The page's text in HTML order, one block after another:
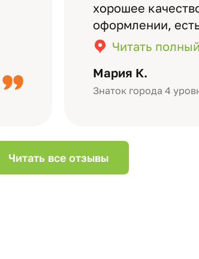
Мария К.
Знаток города 4
хорошее
оформлении,
кадры (потом
короткое видео
Небольшой…
Читать
Читать все отзывы